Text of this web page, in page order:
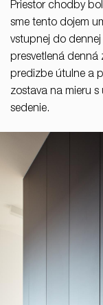
Priestor chodby
sme tento dojem
vstupnej do
presvetlená
predizbe útulne a
zostava na mieru s
sedenie.